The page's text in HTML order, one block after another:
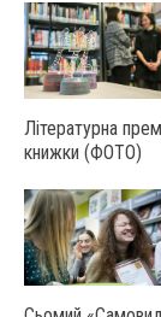
Літературна
книжки (ФОТО)